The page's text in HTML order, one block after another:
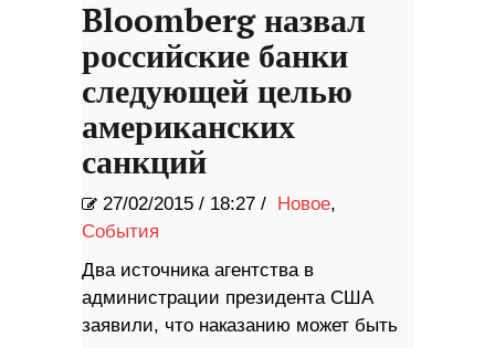
Bloomberg назвал
российские банки
следующей целью
американских
санкций
27/02/2015 / 18:27 / Новое,
События
Два источника агентства в
администрации президента США
заявили, что наказанию может быть